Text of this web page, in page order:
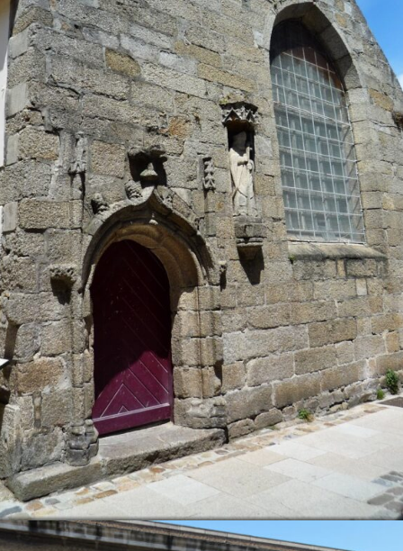
LIEU BREIZH